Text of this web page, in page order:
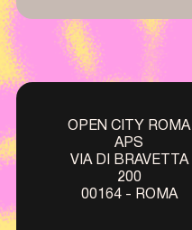
OPEN CITY ROMA
APS
VIA DI BRAVETTA
200
00164 - ROMA